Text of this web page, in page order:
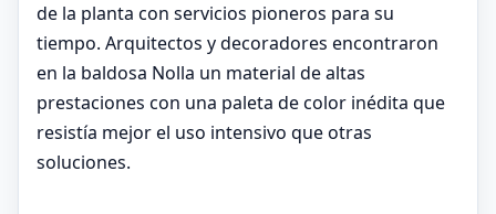
de la planta con servicios pioneros para su
tiempo. Arquitectos y decoradores encontraron
en la baldosa Nolla un material de altas
prestaciones con una paleta de color inédita que
resistía mejor el uso intensivo que otras
soluciones.